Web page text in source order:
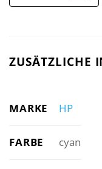
ZUSÄTZLICHE
MARKE HP
FARBE cyan